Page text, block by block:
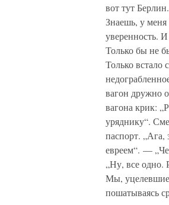
вот тут
Знаешь, у меня
уверенность.
Только бы не
Только встало
вагон дружно
вагона крик:
уряднику“.
паспорт. „Ага,
евреем“. —
„Ну, все
Мы,
пошатываясь